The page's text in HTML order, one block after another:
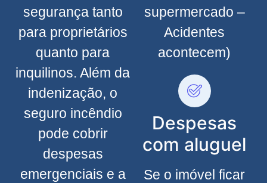
segurança tanto
para proprietários
quanto para
inquilinos. Além da
indenização, o
seguro incêndio
pode cobrir
despesas
emergenciais e a
supermercado –
Acidentes
acontecem)
Despesas
com aluguel
Se o imóvel ficar